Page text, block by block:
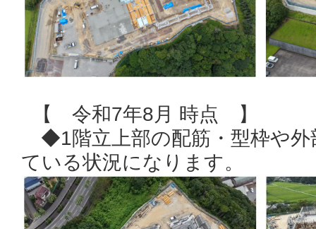
【 令和7年8月 時点 】
◆1階立上部の配筋・型枠や外
ている状況になります。